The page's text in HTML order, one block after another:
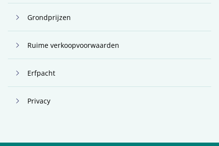
Grondprijzen
Ruime verkoopvoorwaarden
Erfpacht
Privacy